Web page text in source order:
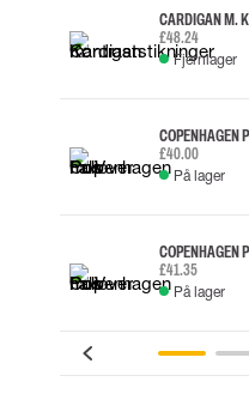
CARDIGAN M.
£48.24
Fjernlager
COPENHAGEN
£40.00
På lager
COPENHAGEN
£41.35
På lager